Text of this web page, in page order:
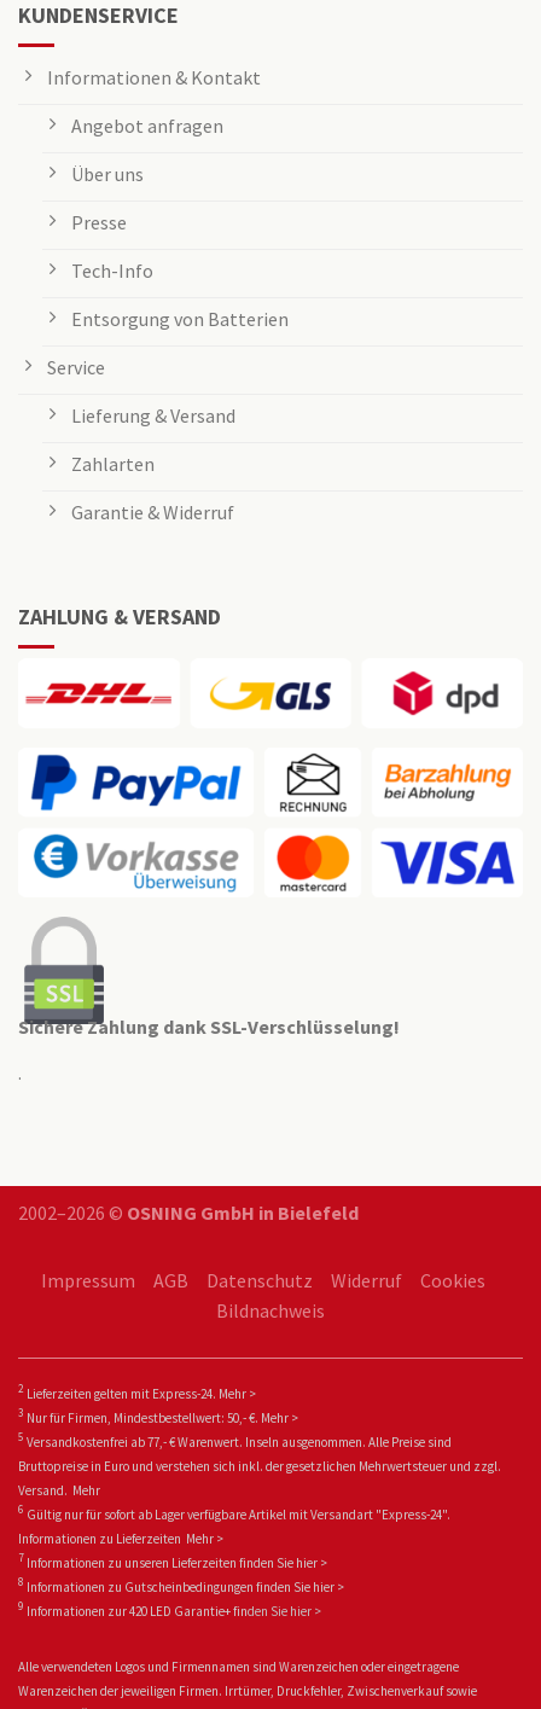
KUNDENSERVICE
Informationen & Kontakt
Angebot anfragen
Über uns
Presse
Tech-Info
Entsorgung von Batterien
Service
Lieferung & Versand
Zahlarten
Garantie & Widerruf
ZAHLUNG & VERSAND
Sichere Zahlung dank SSL-Verschlüsselung!
.
2002–2026 © OSNING GmbH in Bielefeld
Impressum AGB Datenschutz Widerruf
Cookies
Bildnachweis
2 Lieferzeiten gelten mit Express-24. Mehr >
3 Nur für Firmen, Mindestbestellwert: 50,- €. Mehr >
5 Versandkostenfrei ab 77,- € Warenwert. Inseln ausgenommen. Alle Preise sind
Bruttopreise in Euro und verstehen sich inkl. der gesetzlichen Mehrwertsteuer und zzgl.
Versand. Mehr
6 Gültig nur für sofort ab Lager verfügbare Artikel mit Versandart "Express-24".
Informationen zu Lieferzeiten Mehr >
7 Informationen zu unseren Lieferzeiten finden Sie hier >
8 Informationen zu Gutscheinbedingungen finden Sie hier >
9 Informationen zur 420 LED Garantie+ finden Sie hier >
Alle verwendeten Logos und Firmennamen sind Warenzeichen oder eingetragene
Warenzeichen der jeweiligen Firmen. Irrtümer, Druckfehler, Zwischenverkauf sowie